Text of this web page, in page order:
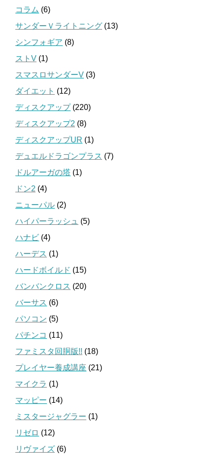
コラム (6)
サンダーＶライトニング (13)
シンフォギア (8)
ストV (1)
スマスロサンダーV (3)
ダイエット (12)
ディスクアップ(220)
ディスクアップ2 (8)
ディスクアップUR (1)
デュエルドラゴンプラス (7)
ドルアーガの塔 (1)
ドン2 (4)
ニューパル (2)
ハイパーラッシュ (5)
ハナビ (4)
ハーデス (1)
ハードボイルド (15)
バンバンクロス (20)
バーサス (6)
パソコン (5)
パチンコ (11)
ファミスタ回胴版!! (18)
プレイヤー養成講座 (21)
マイクラ (1)
マッピー (14)
ミスタージャグラー (1)
リゼロ (12)
リヴァイズ (6)